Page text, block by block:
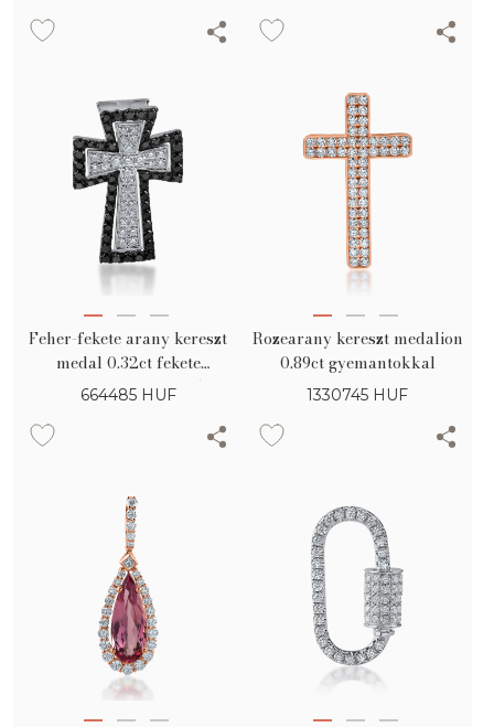
Feher-fekete arany kereszt
medal 0.32ct fekete
gyemantokkal es 0.15ct
664485 HUF
Rozearany kereszt medalion
0.89ct gyemantokkal
1330745 HUF